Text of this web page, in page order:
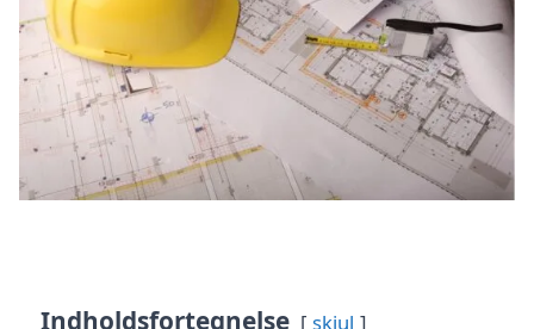
Indholdsfortegnelse skjul